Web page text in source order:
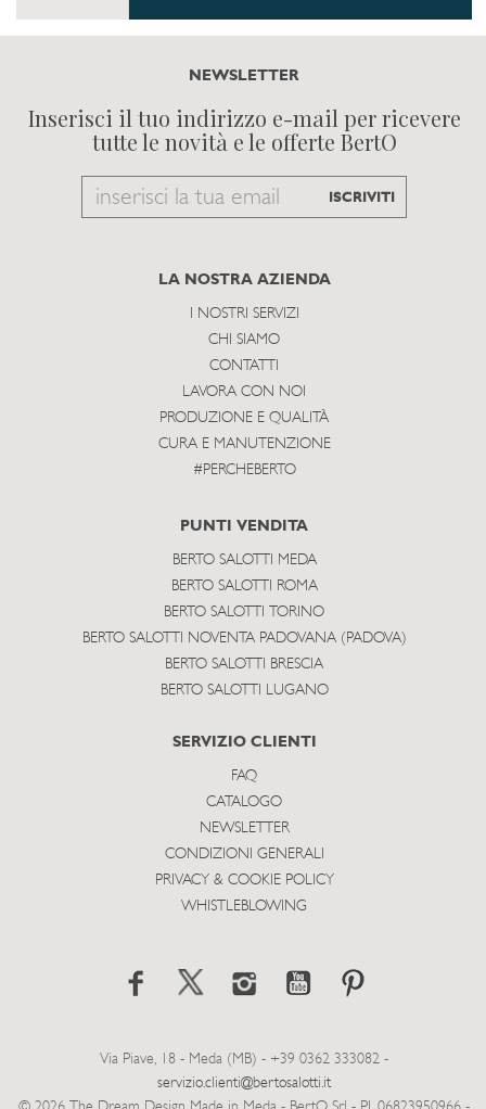
NEWSLETTER
Inserisci il tuo indirizzo e-mail per ricevere
tutte le novità e le offerte BertO
Email
subscribe
ISCRIVITI
LA NOSTRA AZIENDA
I NOSTRI SERVIZI
CHI SIAMO
CONTATTI
LAVORA CON NOI
PRODUZIONE E QUALITÀ
CURA E MANUTENZIONE
#PERCHEBERTO
PUNTI VENDITA
BERTO SALOTTI MEDA
BERTO SALOTTI ROMA
BERTO SALOTTI TORINO
BERTO SALOTTI NOVENTA PADOVANA (PADOVA)
BERTO SALOTTI BRESCIA
BERTO SALOTTI LUGANO
SERVIZIO CLIENTI
FAQ
CATALOGO
NEWSLETTER
CONDIZIONI GENERALI
PRIVACY & COOKIE POLICY
WHISTLEBLOWING
Via Piave, 18 - Meda (MB) - +39 0362 333082 -
servizio.clienti@bertosalotti.it